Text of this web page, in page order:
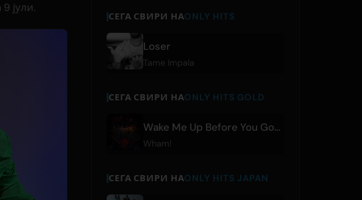
јули.
СЕГА СВИРИ НАONLY HITS
Loser
Tame Impala
СЕГА СВИРИ НАONLY HITS GOLD
Wake Me Up Before You Go-Go
Wham!
СЕГА СВИРИ НАONLY HITS JAPAN